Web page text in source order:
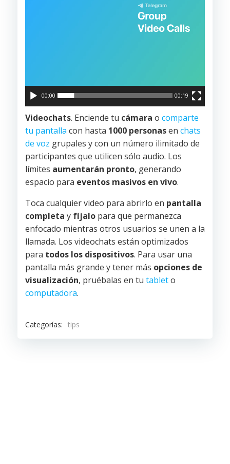
00:00 00:19
Videochats. Enciende tu cámara o comparte
tu pantalla con hasta 1000 personasen chats
de voz grupales y con un número ilimitado de
participantes que utilicen sólo audio. Los
límites aumentarán pronto, generando
espacio para eventos masivos en vivo.
Toca cualquier video para abrirlo en pantalla
completa y fíjalo para que permanezca
enfocado mientras otros usuarios se unen a la
llamada. Los videochats están optimizados
para todos los dispositivos. Para usar una
pantalla más grande y tener más opciones de
visualización, pruébalas en tu tableto
computadora.
Categorías: tips